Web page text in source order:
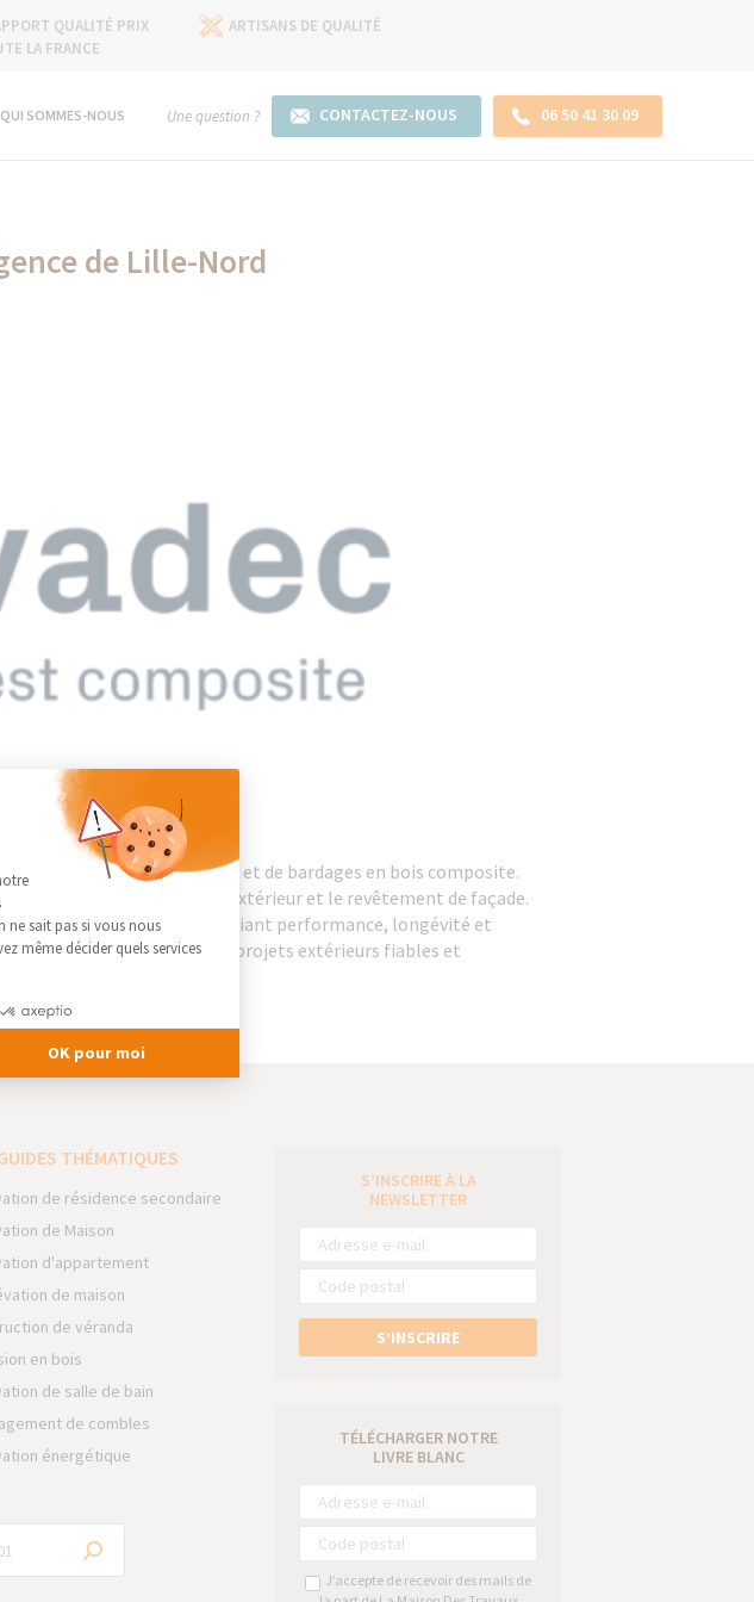
QUALITÉ PRIX
ARTISANS DE QUALITÉ
LA FRANCE
QUI SOMMES-NOUS Une question ? CONTACTEZ-NOUS 06 50 41 30 09
de Lille-Nord
de terrasse, de clôtures et de bardages en bois composite.
pour l’aménagement extérieur et le revêtement de façade.
composites innovants, alliant performance, longévité et
professionnels pour des projets extérieurs fiables et
THÉMATIQUES
de résidence secondaire
de Maison
d'appartement
de maison
de véranda
en bois
de salle de bain
de combles
énergétique
S’INSCRIRE À LA
NEWSLETTER
S’INSCRIRE
TÉLÉCHARGER NOTRE
LIVRE BLANC
J’accepte de recevoir des mails de
: Personnalisez vos Options
ne sait pas si vous nous
même décider quels services
OK pour moi